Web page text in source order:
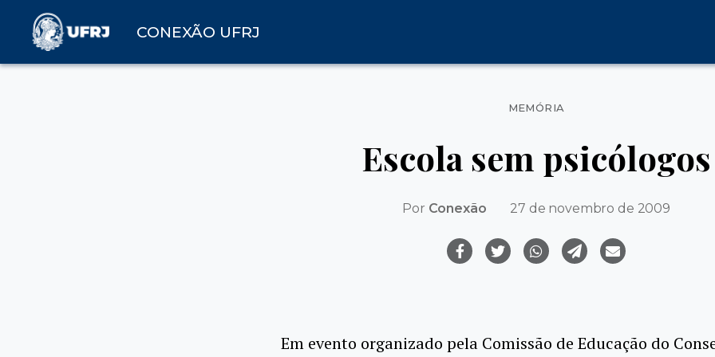
CONEXÃO UFRJ
Categorias
MEMÓRIA
Escola sem psicólogos
Por Conexão 27 de novembro de 2009
Em evento organizado pela Comissão de Educação do